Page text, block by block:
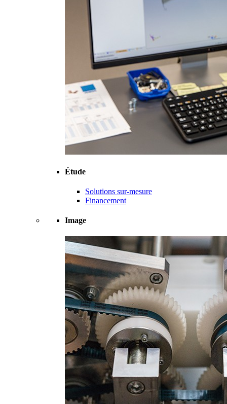
Étude
Solutions sur-mesure
Financement
Image